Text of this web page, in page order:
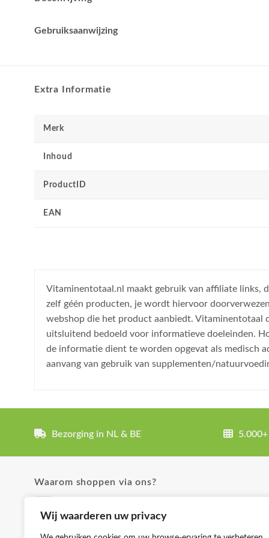
Wij waarderen uw privacy
Gebruiksaanwijzing
Extra Informatie
Merk
Inhoud
ProductID
EAN
Vitaminentotaal.nl maakt gebruik van affiliate links,
zelf géén producten, je wordt hiervoor
webshop die het product aanbiedt. Vitaminentotaal
uitsluitend bedoeld voor informatieve doeleinden.
de informatie dient te worden opgevat als medisch
aanvang van gebruik van supplementen/
Bezorging in NL & BE
Waarom shoppen via ons?
✓ Uitgebreide product omschrijvingen